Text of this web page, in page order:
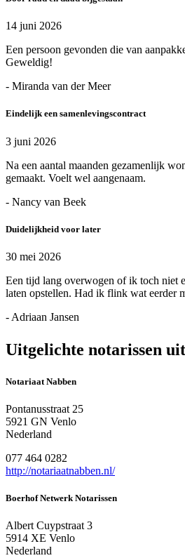
14 juni 2026
Een persoon gevonden die van
Geweldig!
- Miranda van der Meer
Eindelijk een samenlevingscontract
3 juni 2026
Na een aantal maanden gezamenlijk
gemaakt. Voelt wel aangenaam.
- Nancy van Beek
Duidelijkheid voor later
30 mei 2026
Een tijd lang overwogen of ik toch niet
laten opstellen. Had ik flink wat eerder
- Adriaan Jansen
Uitgelichte notarissen
Notariaat Nabben
Pontanusstraat 25
5921 GN Venlo
Nederland
077 464 0282
http://notariaatnabben.nl/
Boerhof Netwerk Notarissen
Albert Cuypstraat 3
5914 XE Venlo
Nederland